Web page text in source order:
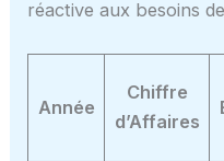
réactive aux besoins
Année
Chiffre
d’Affaires